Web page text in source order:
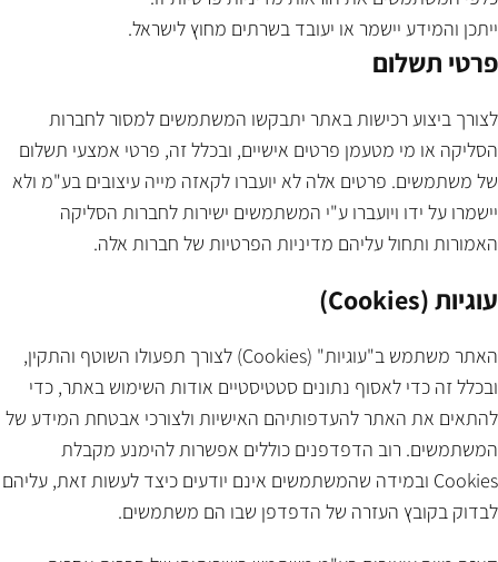
ייתכן והמידע יישמר או יעובד בשרתים מחוץ לישראל.
פרטי תשלום
לצורך ביצוע רכישות באתר יתבקשו המשתמשים למסור לחברות
הסליקה או מי מטעמן פרטים אישיים, ובכלל זה, פרטי אמצעי תשלום
של משתמשים. פרטים אלה לא יועברו לקאזה מייה עיצובים בע"מ ולא
יישמרו על ידו ויועברו ע"י המשתמשים ישירות לחברות הסליקה
האמורות ותחול עליהם מדיניות הפרטיות של חברות אלה.
עוגיות (Cookies)
האתר משתמש ב"עוגיות" (Cookies) לצורך תפעולו השוטף והתקין,
ובכלל זה כדי לאסוף נתונים סטטיסטיים אודות השימוש באתר, כדי
להתאים את האתר להעדפותיהם האישיות ולצורכי אבטחת המידע של
המשתמשים. רוב הדפדפנים כוללים אפשרות להימנע מקבלת
Cookies ובמידה שהמשתמשים אינם יודעים כיצד לעשות זאת, עליהם
לבדוק בקובץ העזרה של הדפדפן שבו הם משתמשים.